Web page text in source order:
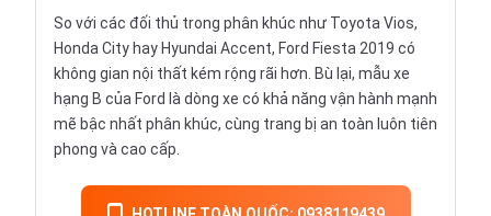
So với các đối thủ trong phân khúc như Toyota Vios,
Honda City hay Hyundai Accent, Ford Fiesta 2019 có
không gian nội thất kém rộng rãi hơn. Bù lại, mẫu xe
hạng B của Ford là dòng xe có khả năng vận hành mạnh
mẽ bậc nhất phân khúc, cùng trang bị an toàn luôn tiên
phong và cao cấp.